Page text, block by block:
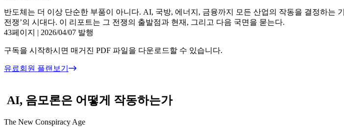
반도체는 더 이상 단순한 부품이 아니다. AI, 국방, 에너지, 금융까지 모든 산업의 작동을 결정하는
전쟁’의 시대다. 이 리포트는 그 전쟁의 출발점과 현재, 그리고 다음 국면을 묻는다.
43페이지
| 2026/04/07 발행
구독을 시작하시면 매거진 PDF 파일을 다운로드할 수 있습니다.
유료회원 플랜보기
AI, 음모론은 어떻게 작동하는가
The New Conspiracy Age